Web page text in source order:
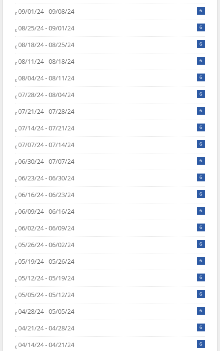
09/01/24 - 09/08/24 6
08/25/24 - 09/01/24 6
08/18/24 - 08/25/24 6
08/11/24 - 08/18/24 6
08/04/24 - 08/11/24 6
07/28/24 - 08/04/24 6
07/21/24 - 07/28/24 6
07/14/24 - 07/21/24 6
07/07/24 - 07/14/24 6
06/30/24 - 07/07/24 6
06/23/24 - 06/30/24 6
06/16/24 - 06/23/24 6
06/09/24 - 06/16/24 6
06/02/24 - 06/09/24 6
05/26/24 - 06/02/24 6
05/19/24 - 05/26/24 6
05/12/24 - 05/19/24 6
05/05/24 - 05/12/24 6
04/28/24 - 05/05/24 6
04/21/24 - 04/28/24 6
04/14/24 - 04/21/24 6